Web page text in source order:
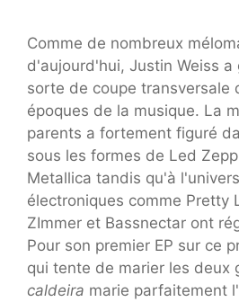
Comme de nombreux
d'aujourd'hui, Justin Weiss a
sorte de coupe transversale
époques de la musique. La
parents a fortement figuré
sous les formes de Led
Metallica tandis qu'à
électroniques comme Pretty
ZImmer et Bassnectar ont
Pour son premier EP sur ce
qui tente de marier les deux
caldeira marie parfaitement